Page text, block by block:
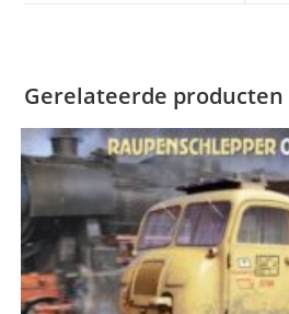
Gerelateerde producten